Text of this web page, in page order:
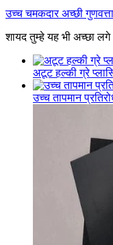
उच्च चमकदार अच्छी
शायद तुम्हे यह भी अच्छा लगे
अटूट हल्की ग्रे
उच्च तापमान